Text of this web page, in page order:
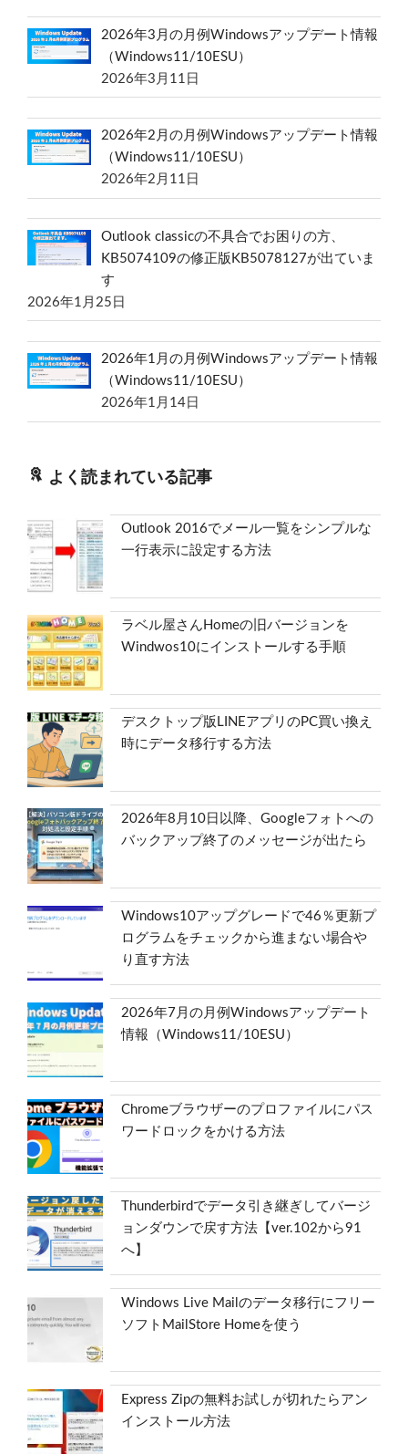
2026年3月の月例Windowsアップデート情報
（Windows11/10ESU）
2026年3月11日
2026年2月の月例Windowsアップデート情報
（Windows11/10ESU）
2026年2月11日
Outlook classicの不具合でお困りの方、
KB5074109の修正版KB5078127が出ていま
す
2026年1月25日
2026年1月の月例Windowsアップデート情報
（Windows11/10ESU）
2026年1月14日
よく読まれている記事
Outlook 2016でメール一覧をシンプルな
一行表示に設定する方法
ラベル屋さんHomeの旧バージョンを
Windwos10にインストールする手順
デスクトップ版LINEアプリのPC買い換え
時にデータ移行する方法
2026年8月10日以降、Googleフォトへの
バックアップ終了のメッセージが出たら
Windows10アップグレードで46％更新プ
ログラムをチェックから進まない場合や
り直す方法
2026年7月の月例Windowsアップデート
情報（Windows11/10ESU）
Chromeブラウザーのプロファイルにパス
ワードロックをかける方法
Thunderbirdでデータ引き継ぎしてバージ
ョンダウンで戻す方法【ver.102から91
へ】
Windows Live Mailのデータ移行にフリー
ソフトMailStore Homeを使う
Express Zipの無料お試しが切れたらアン
インストール方法